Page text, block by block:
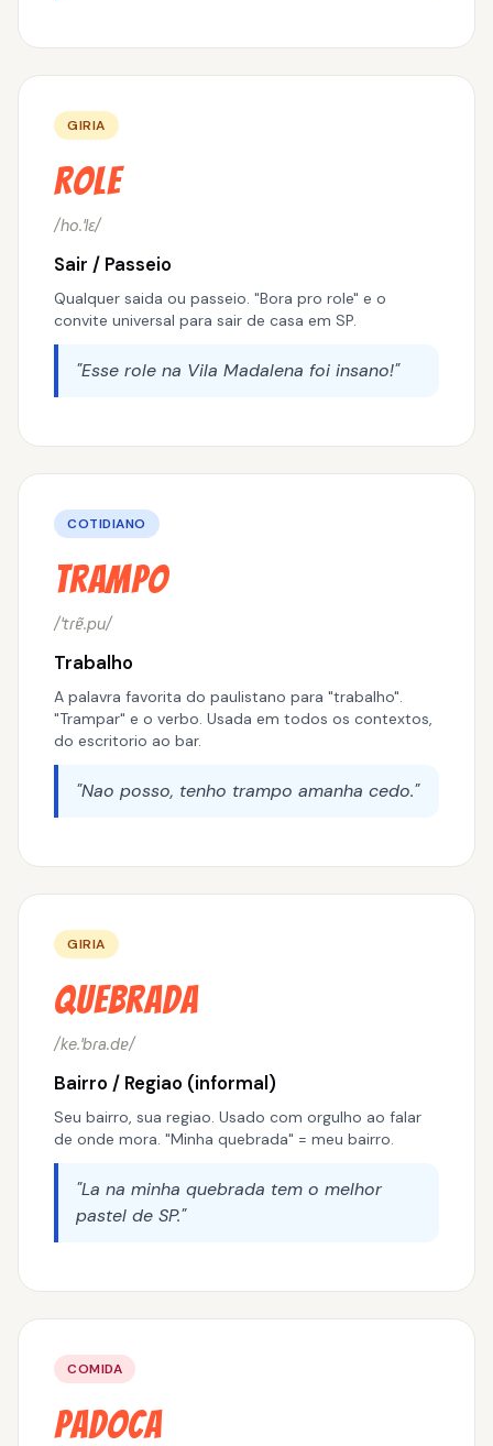
GIRIA
Role
/ho.ˈlɛ/
Sair / Passeio
Qualquer saida ou passeio. "Bora pro role" e o
convite universal para sair de casa em SP.
"Esse role na Vila Madalena foi insano!"
COTIDIANO
Trampo
/ˈtɾɐ̃.pu/
Trabalho
A palavra favorita do paulistano para "trabalho".
"Trampar" e o verbo. Usada em todos os contextos,
do escritorio ao bar.
"Nao posso, tenho trampo amanha cedo."
GIRIA
Quebrada
/ke.ˈbɾa.dɐ/
Bairro / Regiao (informal)
Seu bairro, sua regiao. Usado com orgulho ao falar
de onde mora. "Minha quebrada" = meu bairro.
"La na minha quebrada tem o melhor
pastel de SP."
COMIDA
Padoca